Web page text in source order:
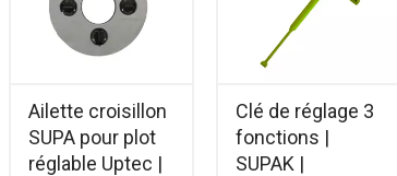
Ailette croisillon
SUPA pour plot
réglable Uptec |
Clé de réglage 3
fonctions |
SUPAK |